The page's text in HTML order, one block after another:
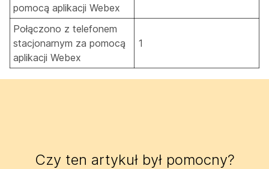
pomocą aplikacji Webex
Połączono z telefonem
stacjonarnym za pomocą
aplikacji Webex
1
Czy ten artykuł był pomocny?